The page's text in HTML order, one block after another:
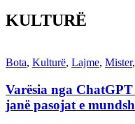
KULTURË
Bota, Kulturë, Lajme, Mister,
Varësia nga
janë pasojat e